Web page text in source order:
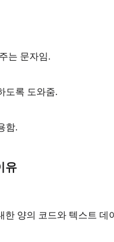
는 문자임.
도록 도와줌.
함.
유
한 양의 코드와 텍스트 데